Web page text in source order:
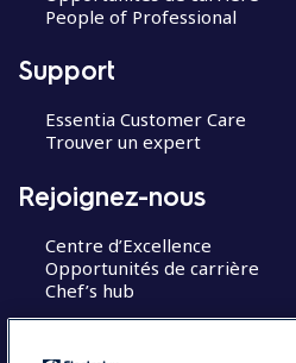
People of Professional
Support
Essentia Customer Care
Trouver un expert
Rejoignez-nous
Centre d’Excellence
Opportunités de carrière
Chef’s hub